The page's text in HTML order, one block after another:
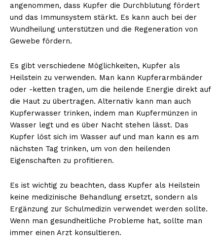
angenommen, dass Kupfer die Durchblutung fördert
und das Immunsystem stärkt. Es kann auch bei der
Wundheilung unterstützen und die Regeneration von
Gewebe fördern.
Es gibt verschiedene Möglichkeiten, Kupfer als
Heilstein zu verwenden. Man kann Kupferarmbänder
oder -ketten tragen, um die heilende Energie direkt auf
die Haut zu übertragen. Alternativ kann man auch
Kupferwasser trinken, indem man Kupfermünzen in
Wasser legt und es über Nacht stehen lässt. Das
Kupfer löst sich im Wasser auf und man kann es am
nächsten Tag trinken, um von den heilenden
Eigenschaften zu profitieren.
Es ist wichtig zu beachten, dass Kupfer als Heilstein
keine medizinische Behandlung ersetzt, sondern als
Ergänzung zur Schulmedizin verwendet werden sollte.
Wenn man gesundheitliche Probleme hat, sollte man
immer einen Arzt konsultieren.